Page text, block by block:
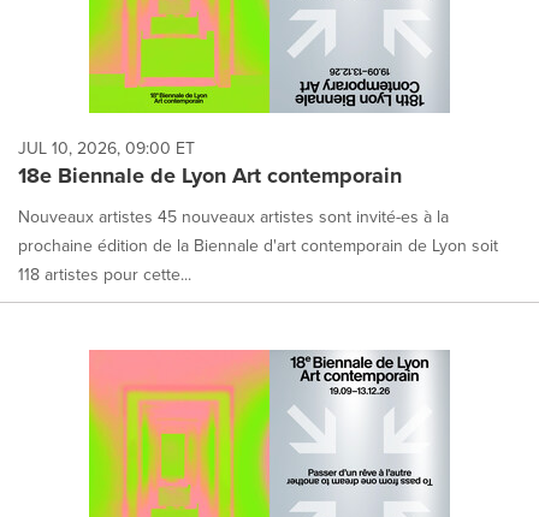
JUL 10, 2026, 09:00 ET
18e Biennale de Lyon Art contemporain
Nouveaux artistes 45 nouveaux artistes sont invité-es à la
prochaine édition de la Biennale d'art contemporain de Lyon soit
118 artistes pour cette...